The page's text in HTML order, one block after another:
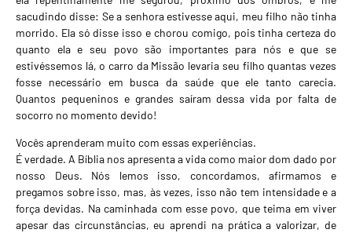
sacudindo disse: Se a senhora estivesse aqui, meu filho não tinha
morrido. Ela só disse isso e chorou comigo, pois tinha certeza do
quanto ela e seu povo são importantes para nós e que se
estivéssemos lá, o carro da Missão levaria seu filho quantas vezes
fosse necessário em busca da saúde que ele tanto carecia.
Quantos pequeninos e grandes saíram dessa vida por falta de
socorro no momento devido!
Vocês aprenderam muito com essas experiências.
É verdade. A Bíblia nos apresenta a vida como maior dom dado por
nosso Deus. Nós lemos isso, concordamos, afirmamos e
pregamos sobre isso, mas, às vezes, isso não tem intensidade e a
força devidas. Na caminhada com esse povo, que teima em viver
apesar das circunstâncias, eu aprendi na prática a valorizar, de